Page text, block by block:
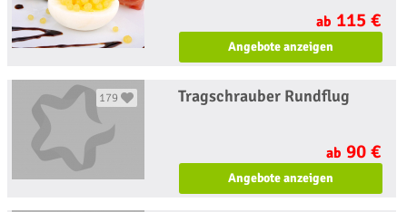
ab 115 €
Angebote anzeigen
179 Tragschrauber Rundflug
ab 90 €
Angebote anzeigen